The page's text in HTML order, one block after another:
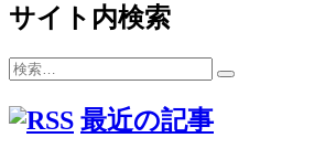
ナ
ビ
ゲ
ー
稿:
投
稿:
サイト内検索
検
検
最近の記事